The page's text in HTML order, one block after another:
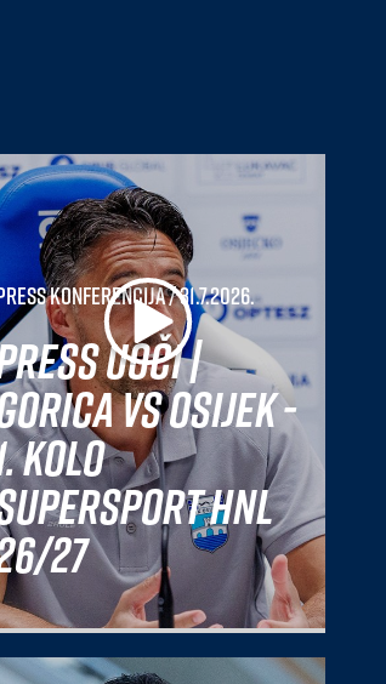
konferencija/ 31.7.2026.
uoči |
vs Osijek -
kolo
HNL
27